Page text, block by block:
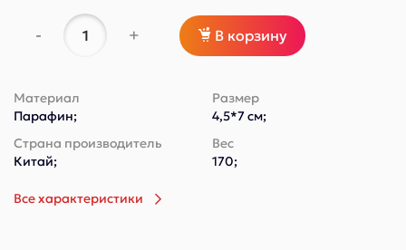
- + В корзину
Материал
Парафин;
Размер
4,5*7 см;
Страна производитель
Китай;
Вес
170;
Все характеристики